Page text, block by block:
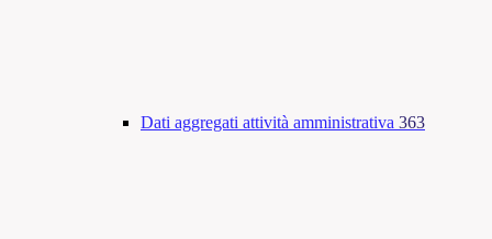
Dati aggregati attività amministrativa 363